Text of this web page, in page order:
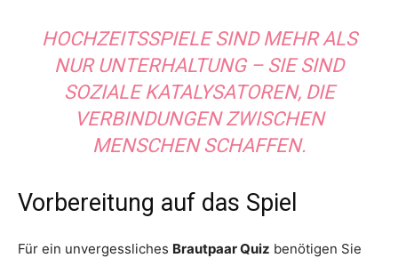
HOCHZEITSSPIELE SIND MEHR ALS
NUR UNTERHALTUNG – SIE SIND
SOZIALE KATALYSATOREN, DIE
VERBINDUNGEN ZWISCHEN
MENSCHEN SCHAFFEN.
Vorbereitung auf das Spiel
Für ein unvergessliches Brautpaar Quiz benötigen Sie